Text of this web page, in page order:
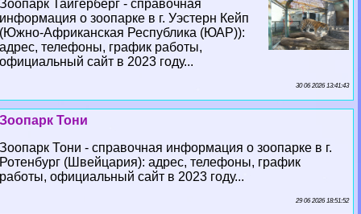
Зоопарк Тайгерберг - справочная
информация о зоопарке в г. Уэстерн Кейп
(Южно-Африканская Республика (ЮАР)):
адрес, телефоны, график работы,
официальный сайт в 2023 году...
30 06 2026 13:41:43
Зоопарк Тони
Зоопарк Тони - справочная информация о зоопарке в г.
Ротенбург (Швейцария): адрес, телефоны, график
работы, официальный сайт в 2023 году...
29 06 2026 18:51:52